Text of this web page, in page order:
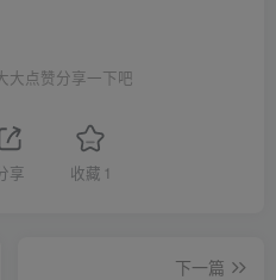
大点赞分享一下吧
享 收藏 1
下一篇